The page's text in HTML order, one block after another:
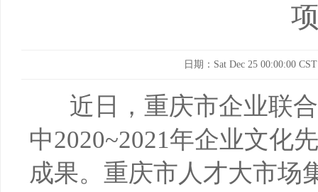
日期：Sat Dec 25 00:00:00
近日，重庆市企业联
中2020~2021年企业文化
成果。重庆市人才大市场